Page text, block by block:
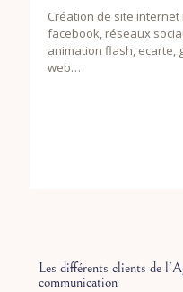
Création de site
facebook, réseaux
animation flash, ecarte,
web…
Les différents clients de
communication